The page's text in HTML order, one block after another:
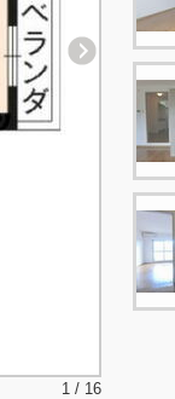
1 / 16